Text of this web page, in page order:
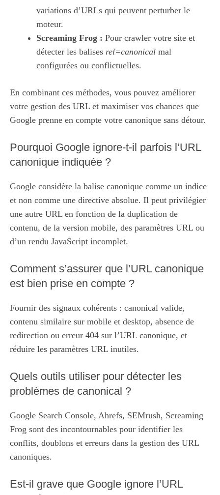
variations d’URLs qui peuvent perturber le
moteur.
Screaming Frog : Pour crawler votre site et
détecter les balises rel=canonical mal
configurées ou conflictuelles.
En combinant ces méthodes, vous pouvez améliorer
votre gestion des URL et maximiser vos chances que
Google prenne en compte votre canonique sans détour.
Pourquoi Google ignore-t-il parfois l’URL
canonique indiquée ?
Google considère la balise canonique comme un indice
et non comme une directive absolue. Il peut privilégier
une autre URL en fonction de la duplication de
contenu, de la version mobile, des paramètres URL ou
d’un rendu JavaScript incomplet.
Comment s’assurer que l’URL canonique
est bien prise en compte ?
Fournir des signaux cohérents : canonical valide,
contenu similaire sur mobile et desktop, absence de
redirection ou erreur 404 sur l’URL canonique, et
réduire les paramètres URL inutiles.
Quels outils utiliser pour détecter les
problèmes de canonical ?
Google Search Console, Ahrefs, SEMrush, Screaming
Frog sont des incontournables pour identifier les
conflits, doublons et erreurs dans la gestion des URL
canoniques.
Est-il grave que Google ignore l’URL